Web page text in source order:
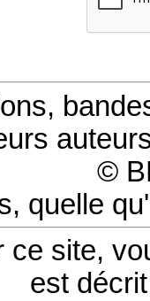
©
quelle
ce site,
est